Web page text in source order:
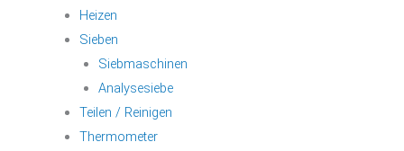
Heizen
Sieben
Siebmaschinen
Analysesiebe
Teilen / Reinigen
Thermometer